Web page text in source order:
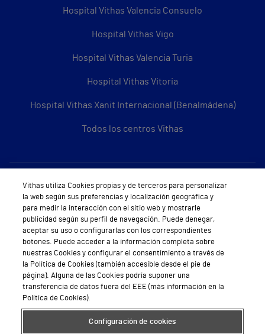
Hospital Vithas Valencia Consuelo
Hospital Vithas Vigo
Hospital Vithas Valencia Turia
Hospital Vithas Vitoria
Hospital Vithas Xanit Internacional (Benalmádena)
Todos los centros Vithas
Sobre Vithas
Quiénes somos
Trabajar en Vithas
Teléfono Cita Médica
Teléfono Atención al Cliente
Política de seguridad y salud en el trabajo
Conoce a Supervita
Vithas utiliza Cookies propias y de terceros para personalizar
la web según sus preferencias y localización geográfica y
para medir la interacción con el sitio web y mostrarle
publicidad según su perfil de navegación. Puede denegar,
aceptar su uso o configurarlas con los correspondientes
botones. Puede acceder a la información completa sobre
nuestras Cookies y configurar el consentimiento a través de
la Política de Cookies (también accesible desde el pie de
página). Alguna de las Cookies podría suponer una
transferencia de datos fuera del EEE (más información en la
Política de Cookies).
Configuración de cookies